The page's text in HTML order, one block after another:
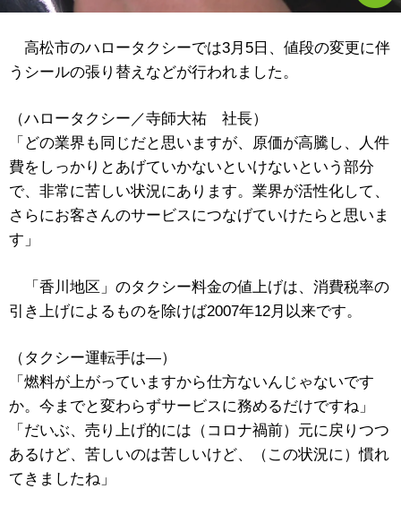
高松市のハロータクシーでは3月5日、値段の変更に伴
うシールの張り替えなどが行われました。
（ハロータクシー／寺師大祐 社長）
「どの業界も同じだと思いますが、原価が高騰し、人件
費をしっかりとあげていかないといけないという部分
で、非常に苦しい状況にあります。業界が活性化して、
さらにお客さんのサービスにつなげていけたらと思いま
す」
「香川地区」のタクシー料金の値上げは、消費税率の
引き上げによるものを除けば2007年12月以来です。
（タクシー運転手は―）
「燃料が上がっていますから仕方ないんじゃないです
か。今までと変わらずサービスに務めるだけですね」
「だいぶ、売り上げ的には（コロナ禍前）元に戻りつつ
あるけど、苦しいのは苦しいけど、（この状況に）慣れ
てきましたね」